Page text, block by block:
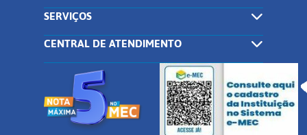
SERVIÇOS
CENTRAL DE ATENDIMENTO